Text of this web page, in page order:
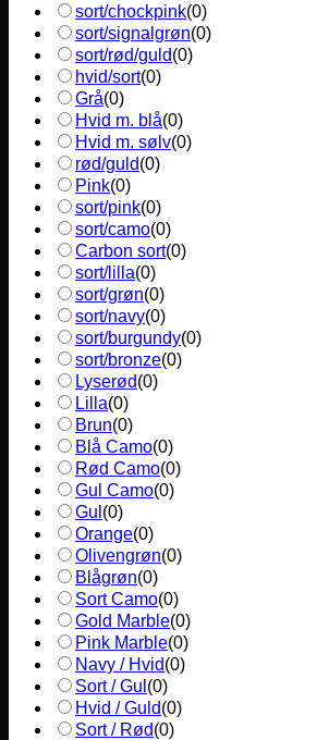
sort/chockpink(0)
sort/signalgrøn(0)
sort/rød/guld(0)
hvid/sort(0)
Grå(0)
Hvid m. blå(0)
Hvid m. sølv(0)
rød/guld(0)
Pink(0)
sort/pink(0)
sort/camo(0)
Carbon sort(0)
sort/lilla(0)
sort/grøn(0)
sort/navy(0)
sort/burgundy(0)
sort/bronze(0)
Lyserød(0)
Lilla(0)
Brun(0)
Blå Camo(0)
Rød Camo(0)
Gul Camo(0)
Gul (0)
Orange(0)
Olivengrøn(0)
Blågrøn(0)
Sort Camo(0)
Gold Marble(0)
Pink Marble(0)
Navy / Hvid(0)
Sort / Gul (0)
Hvid / Guld(0)
Sort / Rød(0)